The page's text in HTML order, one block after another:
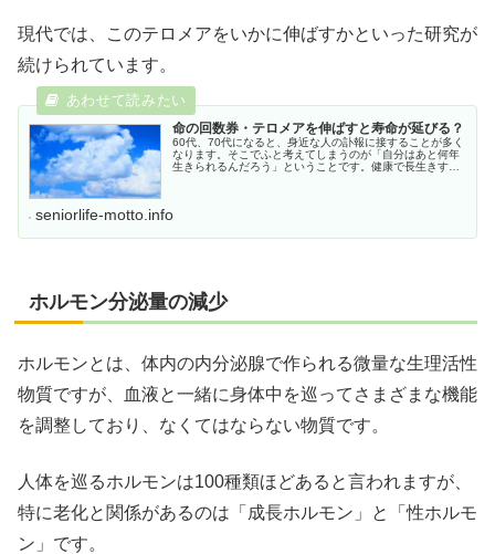
現代では、このテロメアをいかに伸ばすかといった研究が
続けられています。
命の回数券・テロメアを伸ばすと寿命が延びる？
60代、70代になると、身近な人の訃報に接することが多く
なります。そこでふと考えてしまうのが「自分はあと何年
生きられるんだろう」ということです。健康で長生きする
seniorlife-motto.info
ホルモン分泌量の減少
ホルモンとは、体内の内分泌腺で作られる微量な生理活性
物質ですが、血液と一緒に身体中を巡ってさまざまな機能
を調整しており、なくてはならない物質です。
人体を巡るホルモンは100種類ほどあると言われますが、
特に老化と関係があるのは「成長ホルモン」と「性ホルモ
ン」です。